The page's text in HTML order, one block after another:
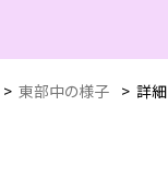
> 東部中の様子 > 詳細